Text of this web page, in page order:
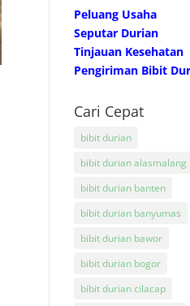
Peluang Usaha
Seputar Durian
Tinjauan Kesehatan
Pengiriman Bibit
Cari Cepat
bibit durian
bibit durian alasmalang
bibit durian banten
bibit durian banyumas
bibit durian bawor
bibit durian bogor
bibit durian cilacap